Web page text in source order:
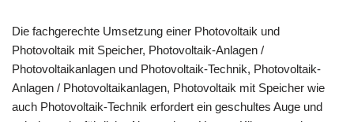
Die fachgerechte Umsetzung einer Photovoltaik und
Photovoltaik mit Speicher, Photovoltaik-Anlagen /
Photovoltaikanlagen und Photovoltaik-Technik, Photovoltaik-
Anlagen / Photovoltaikanlagen, Photovoltaik mit Speicher wie
auch Photovoltaik-Technik erfordert ein geschultes Auge und